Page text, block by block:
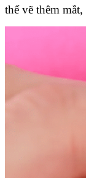
thể vẽ thêm